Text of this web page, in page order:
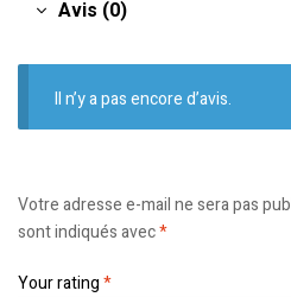
Avis (0)
Il n’y a pas encore d’avis.
Votre adresse e-mail ne sera pas
sont indiqués avec*
Your rating*